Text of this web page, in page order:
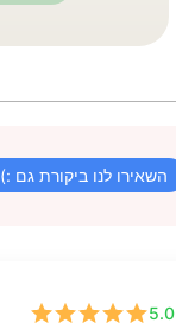
השאירו לנו ביקורת גם :)
5.0